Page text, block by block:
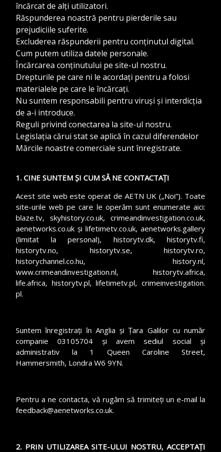
încărcat de alți utilizatori.
Răspunderea noastră pentru pierderile sau
prejudiciile suferite.
Excluderea răspunderii pentru conținutul digital.
Cum putem utiliza datele personale.
Încărcarea conținutului pe site-ul nostru.
Drepturile pe care ni le acordați pentru a folosi
materialele pe care le încărcați.
Nu suntem responsabili pentru viruși și interdicția
de a-i introduce.
Reguli privind conectarea la site-ul nostru.
Legislația cărui stat se aplică în cazul diferendelor
Mărcile noastre comerciale sunt înregistrate.
1. CINE SUNTEM ȘI CUM SĂ NE CONTACTAȚI
Acest site web este operat de AETN UK („Noi”). Toate
site-urile web pe care le operăm sunt enumerate aici:
blaze.tv, skyhistory.co.uk, crimeandinvestigation.co.uk,
aenetworks.co.uk și lifetimetv.co.uk, aenetworks.gallery
(limitat la personal), historytv.dk, historytv.fi,
historytv.no, historytv.se, historytv.ro,
historychannel.co.hu, history.nl,
www.crimeandinvestigation.nl, historytv.africa,
life.africa, historytv.pl, lifetimetv.pl, crimeinvestigation.
pl.
Suntem înregistrați în Anglia și Țara Galilor cu număr
companie 03105704 și avem sediul social și
administrativ la 1 Queen Caroline Street,
Hammersmith, Londra W6 9YN.
Pentru a ne contacta, vă rugăm să trimiteți un e-mail la
feedback@aenetworks.co.uk.
2. PRIN UTILIZAREA SITE-ULUI NOSTRU, ACCEPTAȚI